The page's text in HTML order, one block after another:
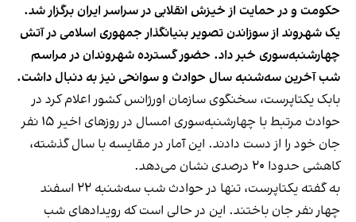
حکومت و در حمایت از خیزش انقلابی در سراسر ایران برگزار شد.
یک شهروند از سوزاندن تصویر بنیانگذار جمهوری اسلامی در آتش
چهارشنبه‌سوری خبر داد. حضور گسترده شهروندان در مراسم
شب آخرین سه‌شنبه سال حوادث و سوانحی نیز به دنبال داشت.
بابک یکتاپرست، سخنگوی سازمان اورژانس کشور اعلام کرد در
حوادث مرتبط با چهارشنبه‌سوری امسال در روزهای اخیر ۱۵ نفر
جان خود را از دست دادند. این آمار در مقایسه با سال گذشته،
کاهشی حدودا ۲۰ درصدی نشان می‌دهد.
به گفته یکتاپرست، تنها در حوادث شب سه‌شنبه ۲۲ اسفند
چهار نفر جان باختند. این در حالی است که رویدادهای شب